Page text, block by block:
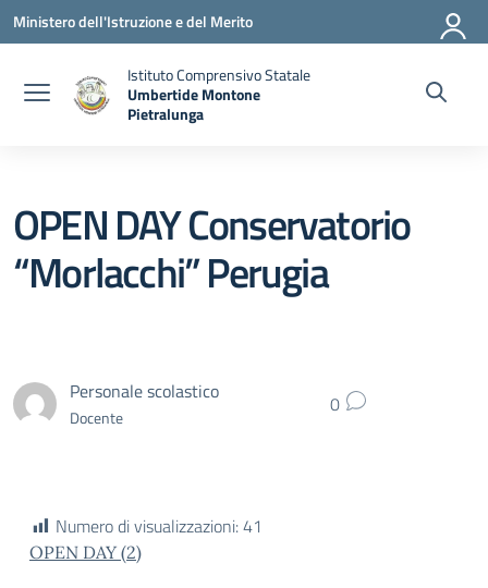
Vai ai contenuti
Vai al menu di navigazione
Vai al footer
Ministero dell'Istruzione e del Merito
Istituto Comprensivo Statale
Umbertide Montone
Pietralunga
OPEN DAY Conservatorio
“Morlacchi” Perugia
Personale scolastico
Docente 0
Numero di visualizzazioni:41
OPEN DAY (2)